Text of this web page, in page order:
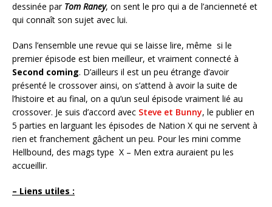
dessinée par Tom Raney, on sent le pro qui a de l’ancienneté et
qui connaît son sujet avec lui.
Dans l’ensemble une revue qui se laisse lire, même si le
premier épisode est bien meilleur, et vraiment connecté à
Second coming. D’ailleurs il est un peu étrange d’avoir
présenté le crossover ainsi, on s’attend à avoir la suite de
l’histoire et au final, on a qu’un seul épisode vraiment lié au
crossover. Je suis d’accord avec Steve et Bunny, le publier en
5 parties en larguant les épisodes de Nation X qui ne servent à
rien et franchement gâchent un peu. Pour les mini comme
Hellbound, des mags type X – Men extra auraient pu les
accueillir.
– Liens utiles :